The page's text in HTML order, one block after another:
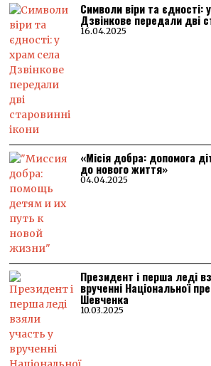
Символи віри та єдності:
Дзвінкове передали дві
16.04.2025
«Місія добра: допомога
до нового життя»
04.04.2025
Президент і перша леді
врученні Національної
Шевченка
10.03.2025